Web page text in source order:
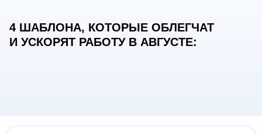
4 ШАБЛОНА, КОТОРЫЕ ОБЛЕГЧАТ
И УСКОРЯТ РАБОТУ В АВГУСТЕ: